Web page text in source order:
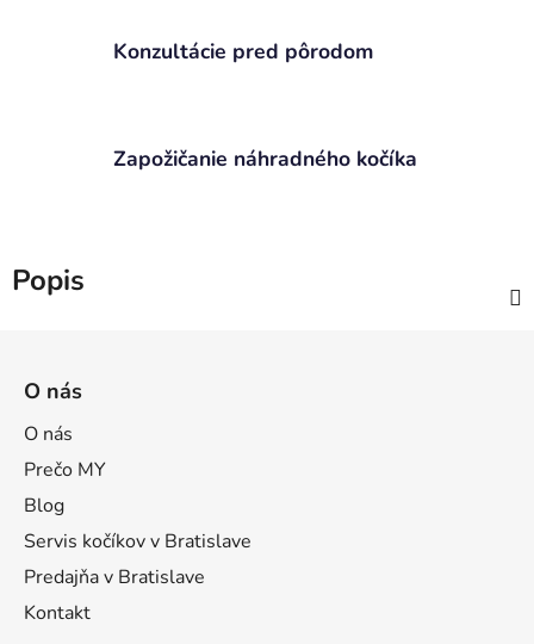
Konzultácie pred pôrodom
Zapožičanie náhradného kočíka
Popis
O nás
O nás
Prečo MY
Blog
Servis kočíkov v Bratislave
Predajňa v Bratislave
Kontakt